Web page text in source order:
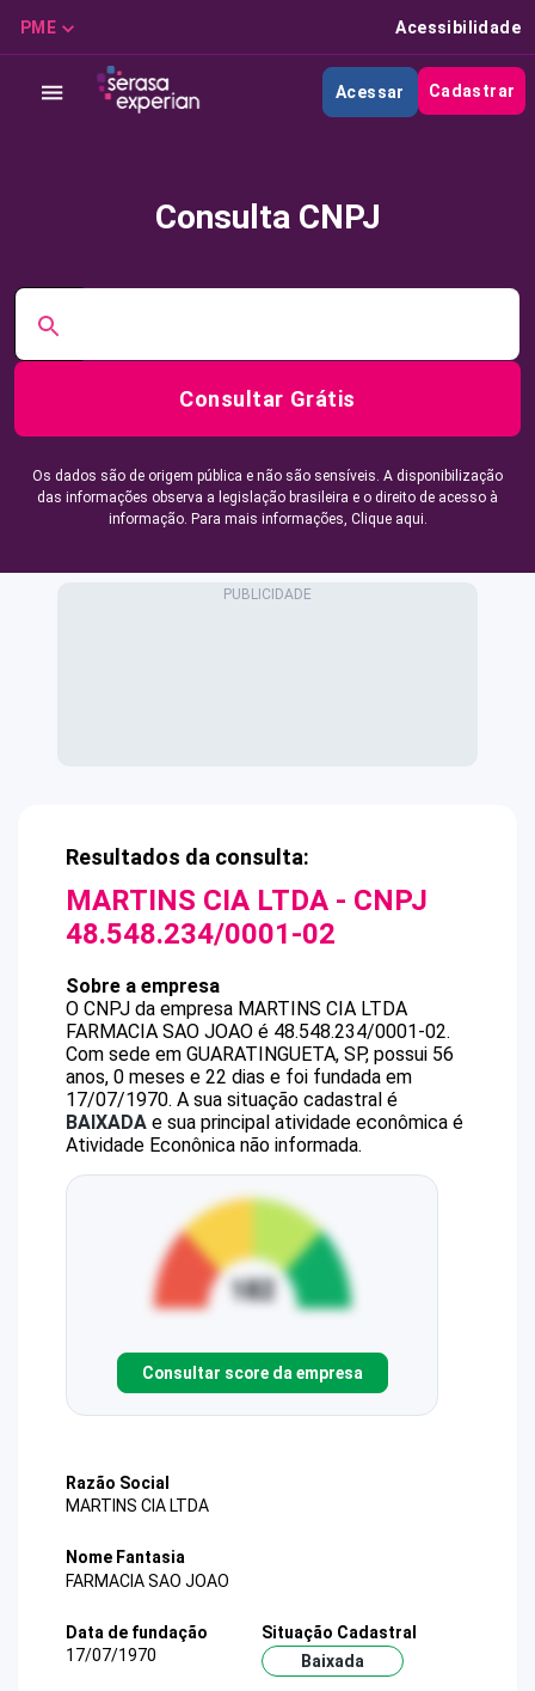
PME Acessibilidade
Acessar Cadastrar
Consulta CNPJ
Consultar Grátis
Os dados são de origem pública e não são sensíveis. A disponibilização
das informações observa a legislação brasileira e o direito de acesso à
informação. Para mais informações, Clique aqui.
Resultados da consulta:
MARTINS CIA LTDA - CNPJ
48.548.234/0001-02
Sobre a empresa
O CNPJ da empresa MARTINS CIA LTDA
FARMACIA SAO JOAO é 48.548.234/0001-02.
Com sede em GUARATINGUETA, SP, possui 56
anos, 0 meses e 22 dias e foi fundada em
17/07/1970. A sua situação cadastral é
BAIXADA e sua principal atividade econômica é
Atividade Econônica não informada.
Consultar score da empresa
Razão Social
MARTINS CIA LTDA
Nome Fantasia
FARMACIA SAO JOAO
Data de fundação
17/07/1970
Situação Cadastral
Baixada